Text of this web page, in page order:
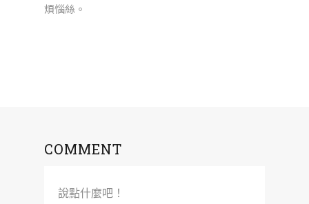
煩惱絲。
COMMENT
說點什麼吧！